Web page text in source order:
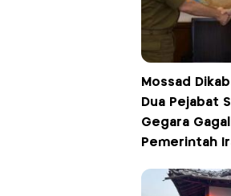
Mossad
Dua Pejabat
Gegara
Pemerintah